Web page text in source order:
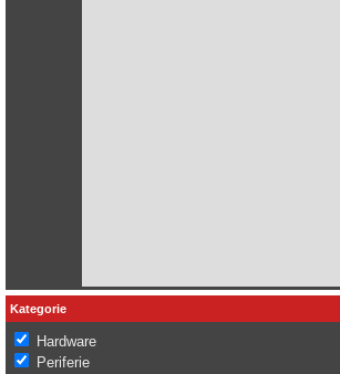
Kategorie
Hardware
Periferie